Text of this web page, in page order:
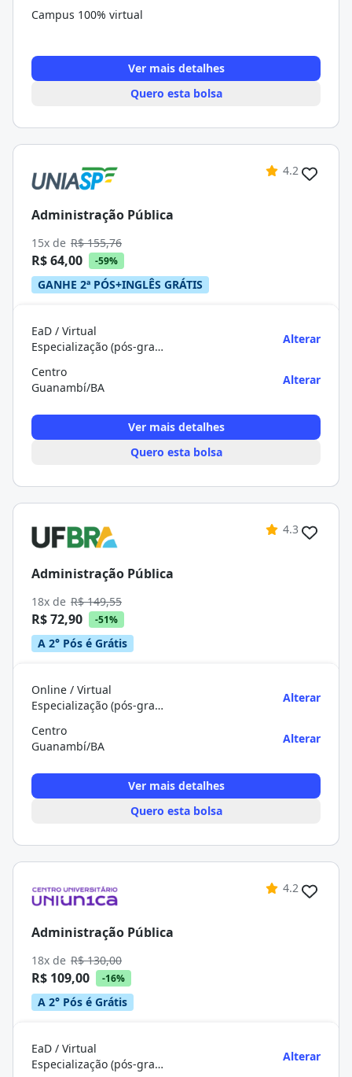
Campus 100% virtual
Ver mais detalhes
Quero esta bolsa
4.2
Administração Pública
15x de R$ 155,76
R$ 64,00 -59%
GANHE 2ª PÓS+INGLÊS GRÁTIS
EaD / Virtual
Especialização (pós-graduação)
Alterar
Centro
Guanambí/BA
Alterar
Ver mais detalhes
Quero esta bolsa
4.3
Administração Pública
18x de R$ 149,55
R$ 72,90 -51%
A 2° Pós é Grátis
Online / Virtual
Especialização (pós-graduação)
Alterar
Centro
Guanambí/BA
Alterar
Ver mais detalhes
Quero esta bolsa
4.2
Administração Pública
18x de R$ 130,00
R$ 109,00 -16%
A 2° Pós é Grátis
EaD / Virtual
Especialização (pós-graduação)
Alterar